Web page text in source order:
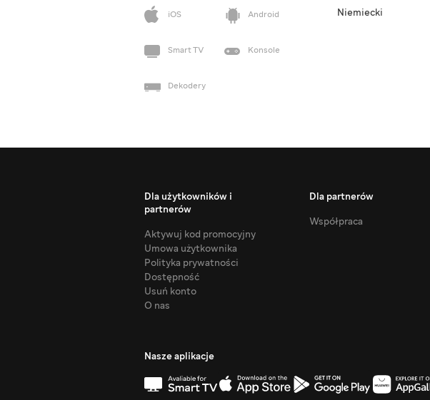
iOS
Android
Smart TV Konsole
Dekodery
Niemiecki
Dla użytkowników i
partnerów
Aktywuj kod promocyjny
Umowa użytkownika
Polityka prywatności
Dostępność
Usuń konto
O nas
Dla partnerów
Współpraca
Nasze aplikacje